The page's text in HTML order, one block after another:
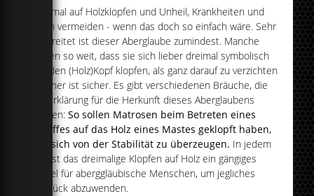
Dreimal auf Holzklopfen und Unheil, Krankheiten und
Pech vermeiden - wenn das doch so einfach wäre. Sehr
verbreitet ist dieser Aberglaube zumindest. Manche
gehen so weit, dass sie sich lieber dreimal symbolisch
auf den (Holz)Kopf klopfen, als ganz darauf zu verzichten
- sicher ist sicher. Es gibt verschiedenen Bräuche, die
als Erklärung für die Herkunft dieses Aberglaubens
dienen:So sollen Matrosen beim Betreten eines
Schiffes auf das Holz eines Mastes geklopft haben,
um sich von der Stabilität zu überzeugen. In jedem
Fall ist das dreimalige Klopfen auf Holz ein gängiges
Mittel für aberggläubische Menschen, um jegliches
Unglück abzuwenden.